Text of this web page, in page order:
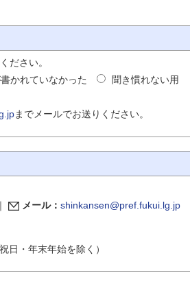
ださい。
かれていなかった
聞き慣れない用
までメールでお送りください。
メール： shinkansen@pref.fukui.lg.jp
日・年末年始を除く）